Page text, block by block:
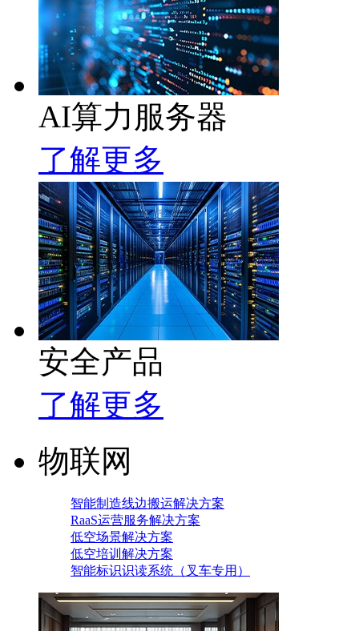
AI算力服务器
了解更多
安全产品
了解更多
物联网
智能制造线边搬运解决方案
RaaS运营服务解决方案
低空场景解决方案
低空培训解决方案
智能标识识读系统（叉车专用）